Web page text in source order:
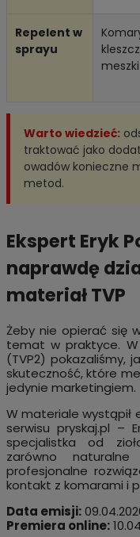
Repelent w
sprayu
meszki
Warto wiedzieć:
traktować jako
owadów konieczne
metod.
Ekspert Eryk
naprawdę
materiał TVP
Żeby nie opierać się
temat w praktyce. W
(TVP2) pokazaliśmy,
skuteczność, które
jedynie marketingiem.
W materiale wystąpił
serwisu pryskaj.pl –
specjalistka od
zarówno
profesjonalne
kontakt z komarami i
Data emisji:
Premiera online: